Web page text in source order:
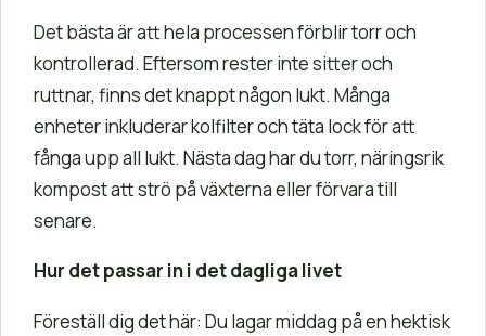
Det bästa är att hela processen förblir torr och
kontrollerad. Eftersom rester inte sitter och
ruttnar, finns det knappt någon lukt. Många
enheter inkluderar kolfilter och täta lock för att
fånga upp all lukt. Nästa dag har du torr, näringsrik
kompost att strö på växterna eller förvara till
senare.
Hur det passar in i det dagliga livet
Föreställ dig det här: Du lagar middag på en hektisk